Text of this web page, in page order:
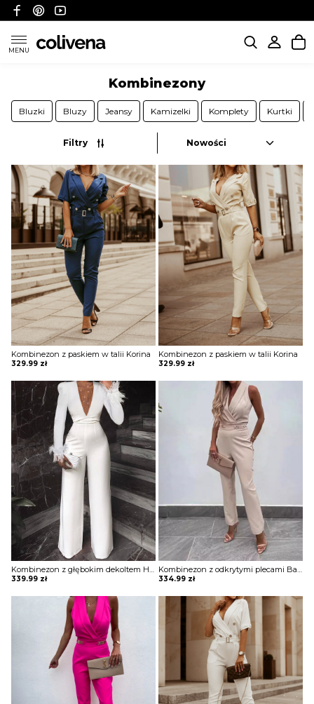
MENU
KATEGORIE
POLITYKA WYSYŁKI
POLITYKA ZWROTÓW I REFUNDACJI
FAQ
O NAS
KONTAKT
Kombinezony
Bluzki Bluzy Jeansy Kamizelki Komplety Kurtki
Filtry
Kombinezon z paskiem w talii Korina
329.99 zł
Kombinezon z paskiem w talii Korina
329.99 zł
Kombinezon z głębokim dekoltem Hande
339.99 zł
Kombinezon z odkrytymi plecami Baila
334.99 zł